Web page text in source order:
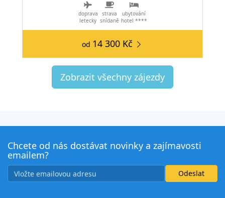
doprava
letecky
strava
snídaně
ubytování
hotel ****
od 14 300 Kč
Zobrazit všechny zájezdy
Chcete od nás dostávat novinky a zajímavosti
emailem?